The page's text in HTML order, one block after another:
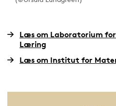
Læs om Laboratorium for
Læring
Læs om Institut for